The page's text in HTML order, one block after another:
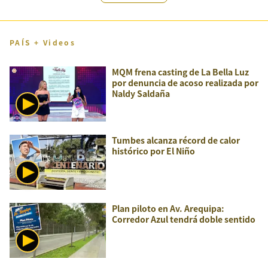
PAÍS + Videos
MQM frena casting de La Bella Luz
por denuncia de acoso realizada por
Naldy Saldaña
Tumbes alcanza récord de calor
histórico por El Niño
Plan piloto en Av. Arequipa:
Corredor Azul tendrá doble sentido